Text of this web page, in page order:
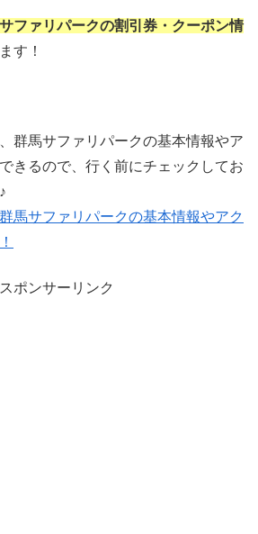
ファリパークの割引券・クーポン情
す！
群馬サファリパークの基本情報やア
きるので、行く前にチェックしてお
馬サファリパークの基本情報やアク
スポンサーリンク